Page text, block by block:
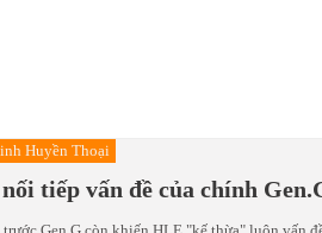
Huyền Thoại
tiếp vấn đề của chính